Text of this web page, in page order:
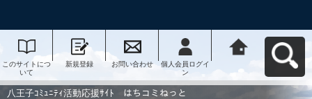
このサイトにつ
いて
新規登録 お問い合わせ
個人会員ログイ
ン
動応援ｻｲﾄ はち
コミねっとへ戻
八王子ｺﾐｭﾆﾃｨ活動応援ｻｲﾄ はちコミねっと